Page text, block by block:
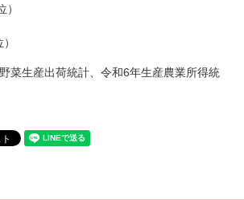
菜生産出荷統計、令和6年生産農業所得統